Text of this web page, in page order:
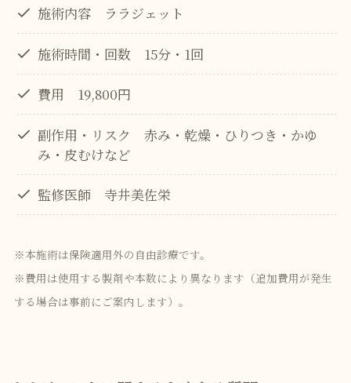
施術内容 ララジェット
施術時間・回数 15分・1回
費用 19,800円
副作用・リスク 赤み・乾燥・ひりつき・かゆ
み・皮むけなど
監修医師 寺井美佐栄
※本施術は保険適用外の自由診療です。
※費用は使用する製剤や本数により異なります（追加費用が発生
する場合は事前にご案内します）。